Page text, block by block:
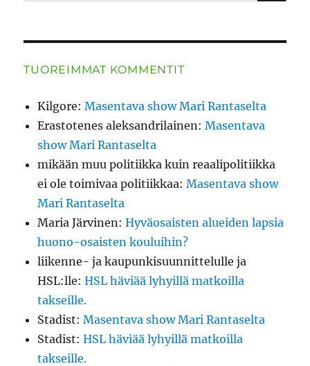
TUOREIMMAT KOMMENTIT
Kilgore:Masentava show Mari Rantaselta
Erastotenes aleksandrilainen:Masentava
show Mari Rantaselta
mikään muu politiikka kuin reaalipolitiikka
ei ole toimivaa politiikkaa:Masentava show
Mari Rantaselta
Maria Järvinen:Hyväosaisten alueiden lapsia
huono-osaisten kouluihin?
liikenne- ja kaupunkisuunnittelulle ja
HSL:lle:HSL häviää lyhyillä matkoilla
takseille.
Stadist:Masentava show Mari Rantaselta
Stadist:HSL häviää lyhyillä matkoilla
takseille.